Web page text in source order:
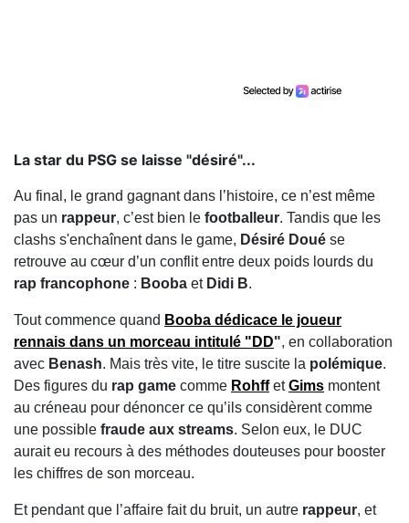
La star du PSG se laisse "désiré"...
Au final, le grand gagnant dans l’histoire, ce n’est même
pas un rappeur, c’est bien le footballeur. Tandis que les
clashs s'enchaînent dans le game, Désiré Doué se
retrouve au cœur d’un conflit entre deux poids lourds du
rap francophone : Booba et Didi B.
Tout commence quand Booba dédicace le joueur
rennais dans un morceau intitulé "DD", en collaboration
avec Benash. Mais très vite, le titre suscite la polémique.
Des figures du rap game comme RohffetGims montent
au créneau pour dénoncer ce qu’ils considèrent comme
une possible fraude aux streams. Selon eux, le DUC
aurait eu recours à des méthodes douteuses pour booster
les chiffres de son morceau.
Et pendant que l’affaire fait du bruit, un autre rappeur, et